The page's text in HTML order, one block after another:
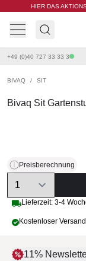
HIER DAS
+49 (0)40 727 33 33 3
BIVAQ / SIT
Bivaq Sit
Preisberechnung
Quantity
Lieferzeit: 3-4
Kostenloser
11%